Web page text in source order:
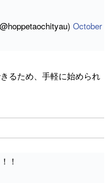
October
るため、手軽に始められ
！